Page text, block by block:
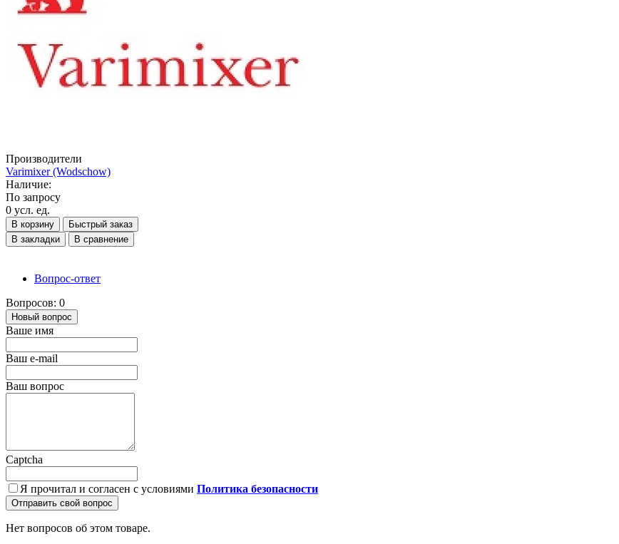
Производители
Varimixer (Wodschow)
Наличие:
По запросу
0 усл. ед.
В корзину
Быстрый заказ
В закладки
В сравнение
Вопрос-ответ
Вопросов: 0
Новый вопрос
Ваше имя
Ваш e-mail
Ваш вопрос
Captcha
Я прочитал и согласен с условиями Политика безопасности
Отправить свой вопрос
Нет вопросов об этом товаре.